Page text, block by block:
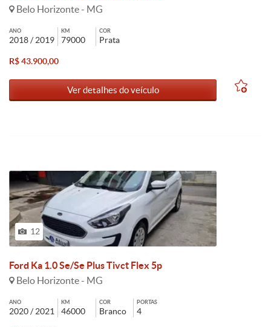
Belo Horizonte - MG
ANO
2018 / 2019
KM
79000
COR
Prata
R$ 43.900,00
Ver detalhes do veículo
12
Ford Ka 1.0 Se/Se Plus Tivct Flex 5p
Belo Horizonte - MG
ANO
2020 / 2021
KM
46000
COR
Branco
PORTAS
4